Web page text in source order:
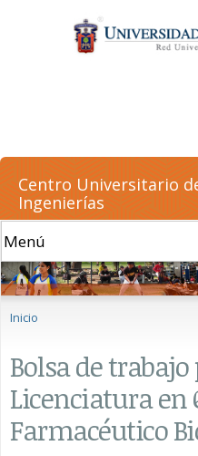
principal
Centro Universitario
Ingenierías
Inicio
Bolsa de
Licenciatura en
Farmacéutico